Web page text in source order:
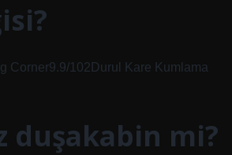
Corner9.9/102Durul Kare Kumlama
duşakabin mi?